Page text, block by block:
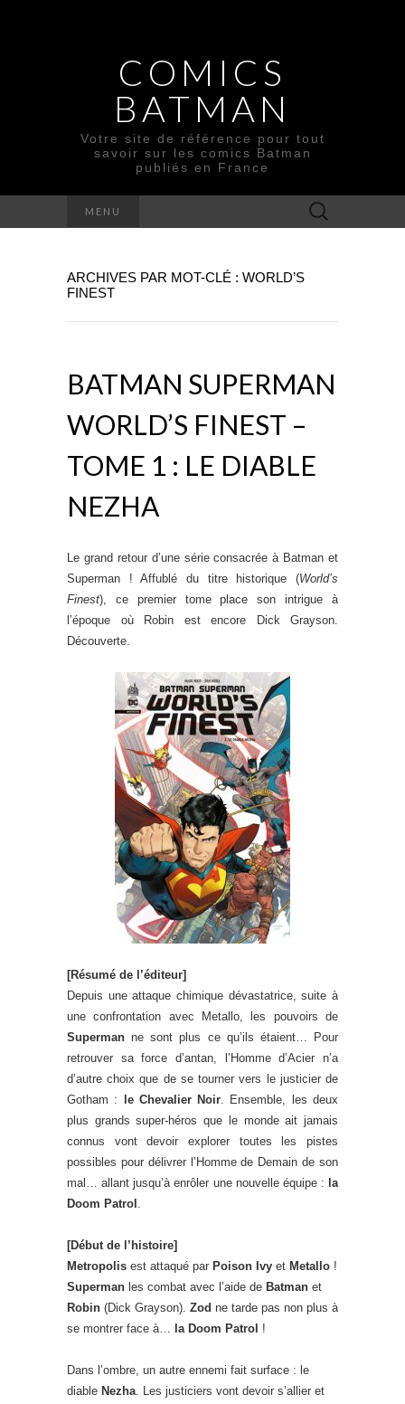
COMICS
BATMAN
Votre site de référence pour tout
savoir sur les comics Batman
publiés en France
MENU Rechercher :
ARCHIVES PAR MOT-CLÉ : WORLD’S
FINEST
BATMAN SUPERMAN
WORLD’S FINEST –
TOME 1 : LE DIABLE
NEZHA
Le grand retour d’une série consacrée à Batman et
Superman ! Affublé du titre historique (World’s
Finest), ce premier tome place son intrigue à
l’époque où Robin est encore Dick Grayson.
Découverte.
[Résumé de l’éditeur]
Depuis une attaque chimique dévastatrice, suite à
une confrontation avec Metallo, les pouvoirs de
Superman ne sont plus ce qu’ils étaient… Pour
retrouver sa force d’antan, l’Homme d’Acier n’a
d’autre choix que de se tourner vers le justicier de
Gotham :
le Chevalier Noir. Ensemble, les deux
plus grands super-héros que le monde ait jamais
connus vont devoir explorer toutes les pistes
possibles pour délivrer l’Homme de Demain de son
mal… allant jusqu’à enrôler une nouvelle équipe : la
Doom Patrol .
[Début de l’histoire]
Metropolis est attaqué par Poison Ivy et Metallo !
Superman les combat avec l’aide de Batman et
Robin (Dick Grayson). Zod ne tarde pas non plus à
se montrer face à… la Doom Patrol !
Dans l’ombre, un autre ennemi fait surface : le
diable Nezha. Les justiciers vont devoir s’allier et